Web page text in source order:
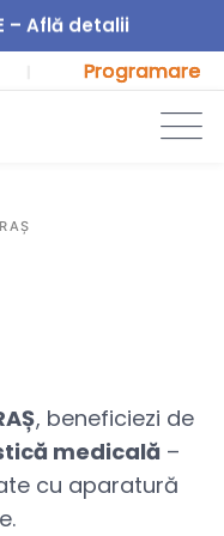
– Află detalii
Programare
, beneficiezi de
medicală –
cu aparatură